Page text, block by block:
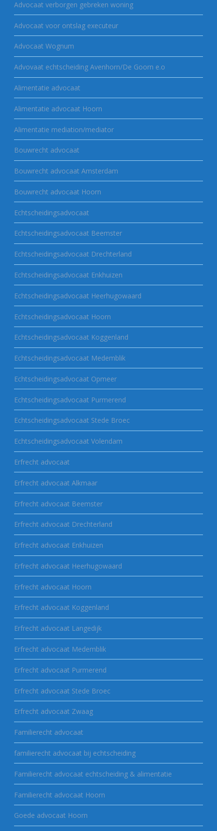
Advocaat verborgen gebreken woning
Advocaat voor ontslag executeur
Advocaat Wognum
Advovaat echtscheiding Avenhorn/De Goorn e.o
Alimentatie advocaat
Alimentatie advocaat Hoorn
Alimentatie mediation/mediator
Bouwrecht advocaat
Bouwrecht advocaat Amsterdam
Bouwrecht advocaat Hoorn
Echtscheidingsadvocaat
Echtscheidingsadvocaat Beemster
Echtscheidingsadvocaat Drechterland
Echtscheidingsadvocaat Enkhuizen
Echtscheidingsadvocaat Heerhugowaard
Echtscheidingsadvocaat Hoorn
Echtscheidingsadvocaat Koggenland
Echtscheidingsadvocaat Medemblik
Echtscheidingsadvocaat Opmeer
Echtscheidingsadvocaat Purmerend
Echtscheidingsadvocaat Stede Broec
Echtscheidingsadvocaat Volendam
Erfrecht advocaat
Erfrecht advocaat Alkmaar
Erfrecht advocaat Beemster
Erfrecht advocaat Drechterland
Erfrecht advocaat Enkhuizen
Erfrecht advocaat Heerhugowaard
Erfrecht advocaat Hoorn
Erfrecht advocaat Koggenland
Erfrecht advocaat Langedijk
Erfrecht advocaat Medemblik
Erfrecht advocaat Purmerend
Erfrecht advocaat Stede Broec
Erfrecht advocaat Zwaag
Familierecht advocaat
familierecht advocaat bij echtscheiding
Familierecht advocaat echtscheiding & alimentatie
Familierecht advocaat Hoorn
Goede advocaat Hoorn